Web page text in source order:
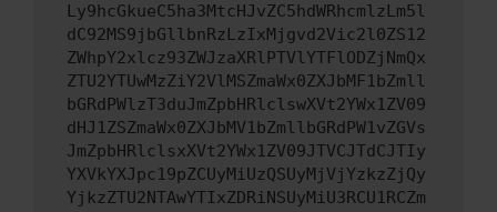
Ly9hcGkueC5ha3MtcHJvZC5hdWRhcmlzLm5l
dC92MS9jbGllbnRzLzIxMjgvd2Vic2l0ZS12
ZWhpY2xlcz93ZWJzaXRlPTVlYTFlODZjNmQx
ZTU2YTUwMzZiY2VlMSZmaWx0ZXJbMF1bZmll
bGRdPWlzT3duJmZpbHRlclswXVt2YWx1ZV09
dHJ1ZSZmaWx0ZXJbMV1bZmllbGRdPW1vZGVs
JmZpbHRlclsxXVt2YWx1ZV09JTVCJTdCJTIy
YXVkYXJpc19pZCUyMiUzQSUyMjVjYzkzZjQy
YjkzZTU2NTAwYTIxZDRiNSUyMiU3RCU1RCZm